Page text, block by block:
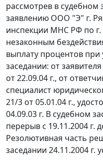
рассмотрев в судебном
заявлению ООО "Э" г.
инспекции МНС РФ по
незаконным
выплату процентов при
заседании: от
от 22.09.04 г., от
специалист
21/3 от 05.01.04 г.,
04.09.03 г. В судебном
перерыв с 19.11.2004 г.
Резолютивная часть
заседании 24.11.2004 г.